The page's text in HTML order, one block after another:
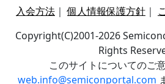
入会方法 ｜個人情報保護方針 ｜
Copyright(C)2001-2026
Rights
このサイトについてのご
web.info@semiconportal.com